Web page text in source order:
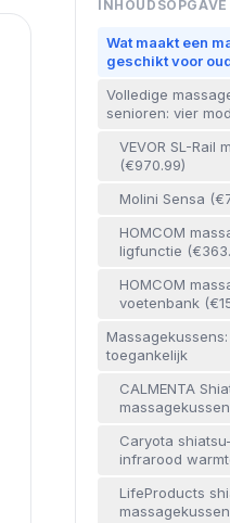
INHOUDSOPGAVE
Wat maakt een
geschikt voor
Volledige
senioren: vier
VEVOR SL-Rail
(€970.99)
Molini Sensa
HOMCOM
ligfunctie
HOMCOM
voetenbank
toegankelijk
CALMENTA
Caryota
infrarood
LifeProducts